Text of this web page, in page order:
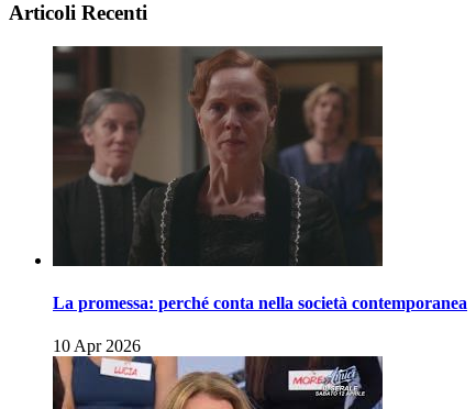
Articoli Recenti
La promessa: perché conta nella società contemporanea
10 Apr 2026